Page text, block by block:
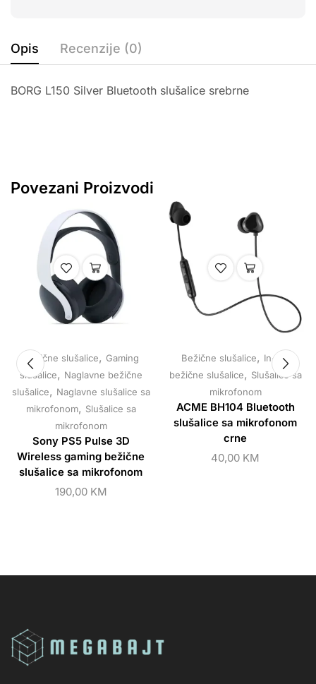
Opis Recenzije (0)
BORG L150 Silver Bluetooth slušalice srebrne
Povezani Proizvodi
Bežične slušalice, Gaming
slušalice, Naglavne bežične
slušalice, Naglavne slušalice sa
mikrofonom, Slušalice sa
mikrofonom
Sony PS5 Pulse 3D
Wireless gaming bežične
slušalice sa mikrofonom
190,00 KM
Bežične slušalice, In-Ear
bežične slušalice, Slušalice sa
mikrofonom
ACME BH104 Bluetooth
slušalice sa mikrofonom
crne
40,00 KM